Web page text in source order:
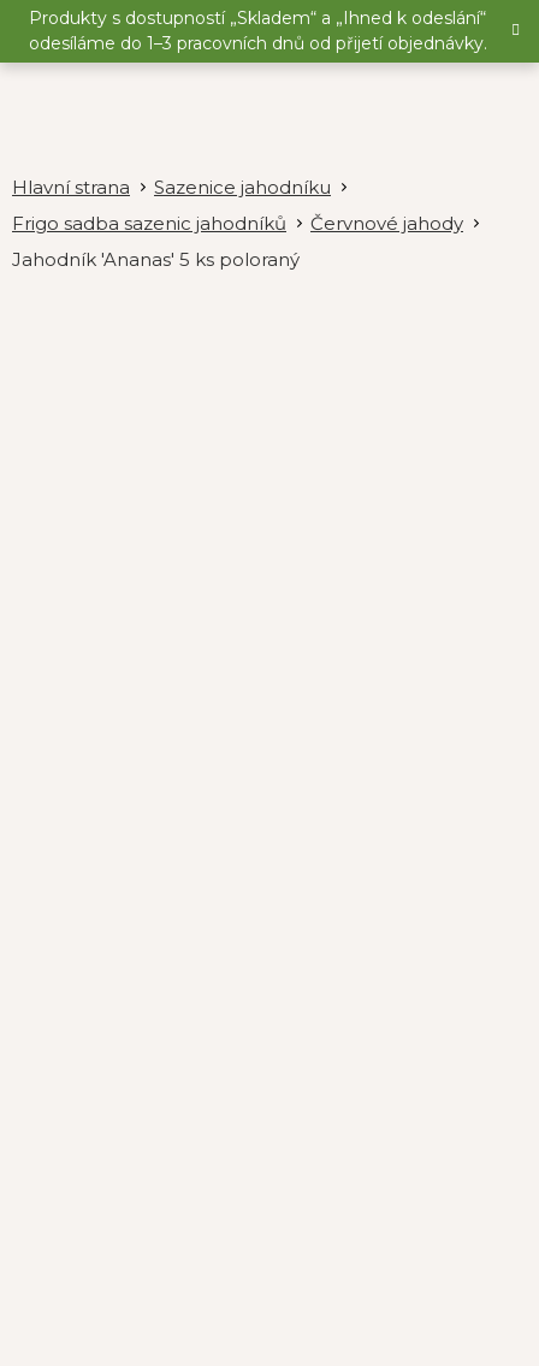
Přejít
obsah
Produkty s dostupností „Skladem“ a „Ihned k odeslání“
odesíláme do 1–3 pracovních dnů od přijetí objednávky.
Sazenice jahodníku
Frigo sadba sazenic jahodníků
Červnové jahody
Jahodník 'Ananas' 5 ks poloraný